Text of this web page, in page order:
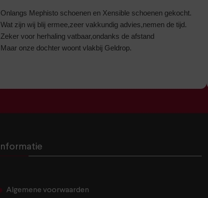
Onlangs Mephisto schoenen en Xensible schoenen gekocht.
Wat zijn wij blij ermee,zeer vakkundig advies,nemen de tijd.
Zeker voor herhaling vatbaar,ondanks de afstand
Maar onze dochter woont vlakbij Geldrop.
Informatie
Algemene voorwaarden